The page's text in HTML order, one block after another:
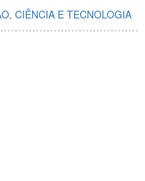
CIÊNCIA E TECNOLOGIA